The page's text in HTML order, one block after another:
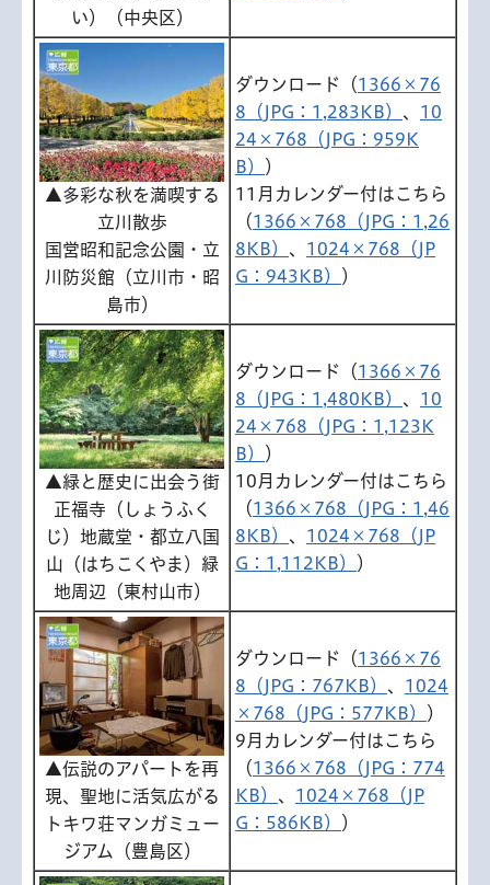
い）（中央区）
▲多彩な秋を満喫する
立川散歩
国営昭和記念公園・立
川防災館（立川市・昭
島市）
ダウンロード（1366×76
8（JPG：1,283KB） 、 10
24×768（JPG：959K
B）
）
11月カレンダー付はこちら
（1366×768（JPG：1,26
8KB） 、 1024×768（JP
G：943KB）
）
▲緑と歴史に出会う街
正福寺（しょうふく
じ）地蔵堂・都立八国
山（はちこくやま）緑
地周辺（東村山市）
ダウンロード（1366×76
8（JPG：1,480KB） 、 10
24×768（JPG：1,123K
B）
）
10月カレンダー付はこちら
（1366×768（JPG：1,46
8KB） 、 1024×768（JP
G：1,112KB）
）
▲伝説のアパートを再
現、聖地に活気広がる
トキワ荘マンガミュー
ジアム（豊島区）
ダウンロード（1366×76
8（JPG：767KB） 、 1024
×768（JPG：577KB）
）
9月カレンダー付はこちら
（1366×768（JPG：774
KB） 、 1024×768（JP
G：586KB）
）